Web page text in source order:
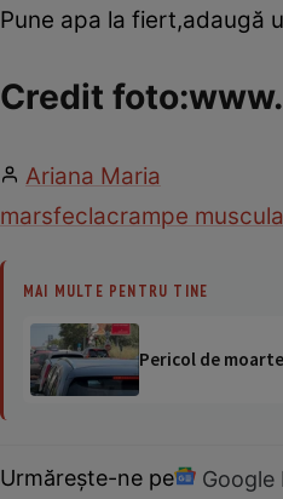
Pune apa la fiert,adaugă
Credit
Ariana Maria
marsfeclacrampe
MAI MULTE PENTRU TINE
Pericol de
Urmărește-ne pe Google